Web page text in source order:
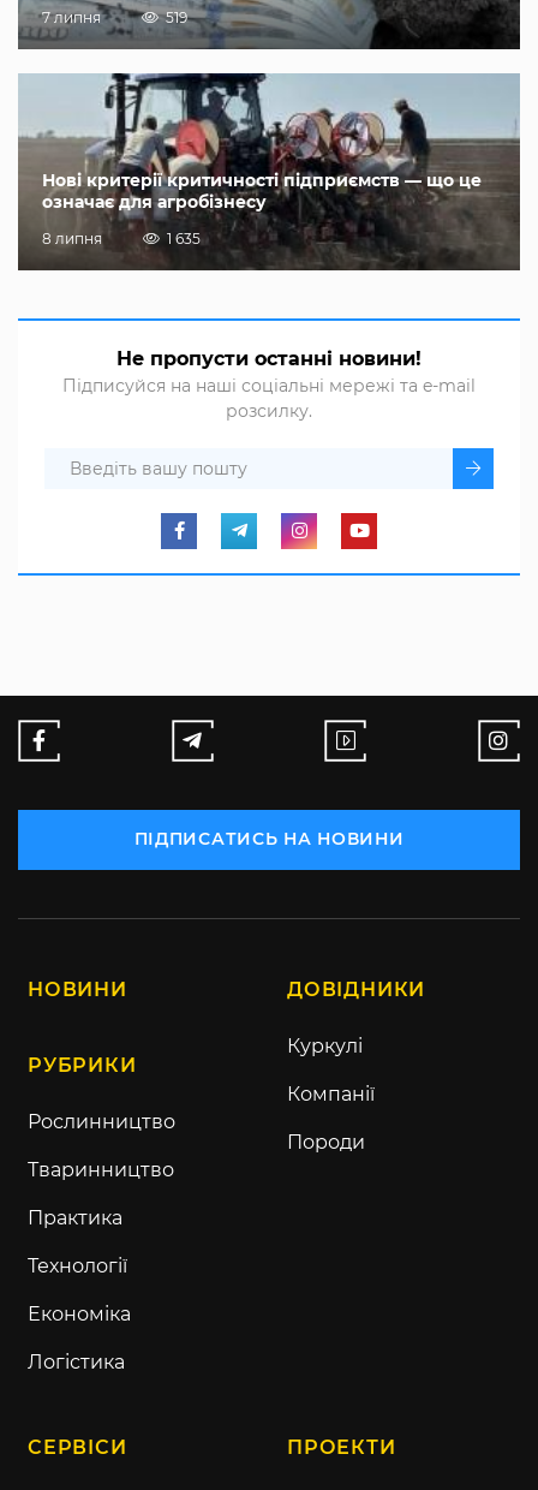
7 липня 519
Нові критерії критичності підприємств — що це
означає для агробізнесу
8 липня 1 635
Не пропусти останні новини!
Підписуйся на наші соціальні мережі та e-mail
розсилку.
ПІДПИСАТИСЬ НА НОВИНИ
НОВИНИ
РУБРИКИ
Рослинництво
Тваринництво
Практика
Технології
Економіка
Логістика
ДОВІДНИКИ
Куркулі
Компанії
Породи
СЕРВІСИ ПРОЕКТИ